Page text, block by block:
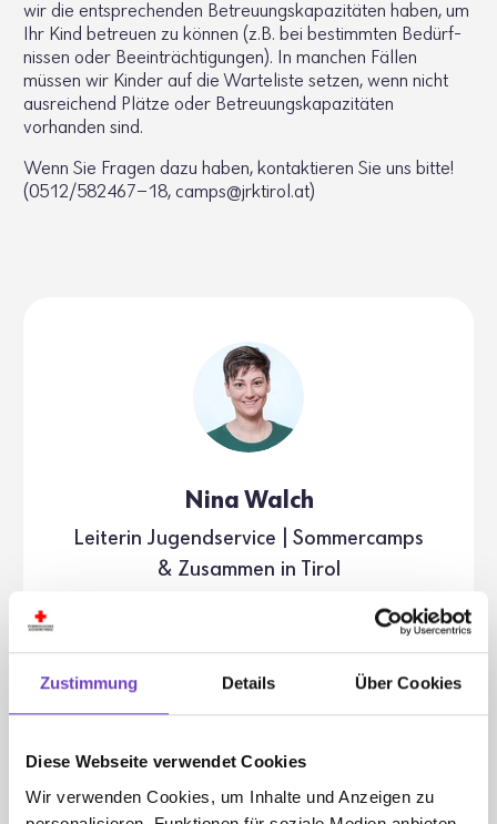
Zustimmung Details Über Cookies
Diese Webseite verwendet Cookies
Wir verwenden Cookies, um Inhalte und Anzeigen zu
wir die entspre­chenden Betreu­ungs­ka­pa­zi­täten haben, um
Ihr Kind betreuen zu können (z.B. bei bestimmten Bedürf­
nissen oder Beein­träch­ti­gungen). In manchen Fällen
müssen wir Kinder auf die Warte­liste setzen, wenn nicht
ausrei­chend Plätze oder Betreu­ungs­ka­pa­zi­täten
vorhanden sind.
Wenn Sie Fragen dazu haben, kontak­tieren Sie uns bitte!
(0512/582467-18, camps@​jrktirol.​at)
Nina Walch
Leiterin Jugend­ser­vice | Sommer­camps
& Zusammen in Tirol
+43 512 58 24 67 - 18